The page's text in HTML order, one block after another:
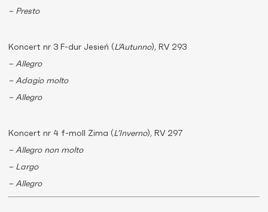
– Presto
Koncert nr 3 F-dur Jesień (L’Autunno), RV 293
– Allegro
– Adagio molto
– Allegro
Koncert nr 4 f-moll Zima (L’Inverno), RV 297
– Allegro non molto
– Largo
– Allegro